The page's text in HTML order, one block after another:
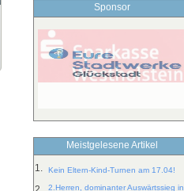
Sponsor
Meistgelesene Artikel
1. Kein Eltern-Kind-Turnen am 17.04!
2.Herren, dominanter Auswärtssieg in